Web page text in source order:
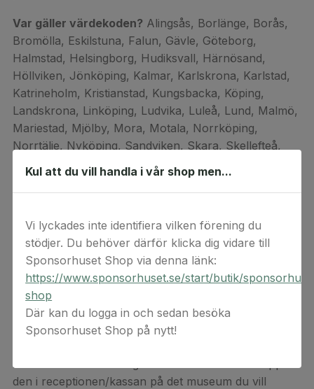
Var gäller värdekoden? Alingsås, Borlänge, Borås,
Bromölla, Eskilstuna, Falun, Gävle, Göteborg,
Halmstad, Helsingborg, Hudiksvall, Härnösand,
Höllviken, Jönköping, Kalmar, Karlskrona, Karlstad,
Katrineholm, Kristianstad, Kungsbacka, Köping,
Landskrona, Linköping, Ludvika, Luleå, Lund, Malmö,
Mariestad, Mjölby, Mora, Motala, Norrköping,
Norrtälje, Nyköping, Sandviken, Skara, Skellefteå,
Skövde, Stockholm, Strängnäs, Sälen, Söderhamn,
Trelleborg, Trollhättan, Uddevalla, Umeå, Uppsala,
Örnsköldsvik och Östersund.
Biografer på övriga orter har tyvärr ingen möjlighet att
lösa in en Filmstaden värdekod då de inte har tillgång
till systemet för kontroll av giltighet och om koden är
förbrukad sedan tidigare.
museum
den i receptionen/kassan på det museum du vill
Kul att du vill handla i vår shop men...
Vi lyckades inte identifiera vilken förening du
stödjer. Du behöver därför klicka dig vidare till
Sponsorhuset Shop via denna länk:
https://www.sponsorhuset.se/start/butik/
shop
Där kan du logga in och sedan besöka
Sponsorhuset Shop på nytt!